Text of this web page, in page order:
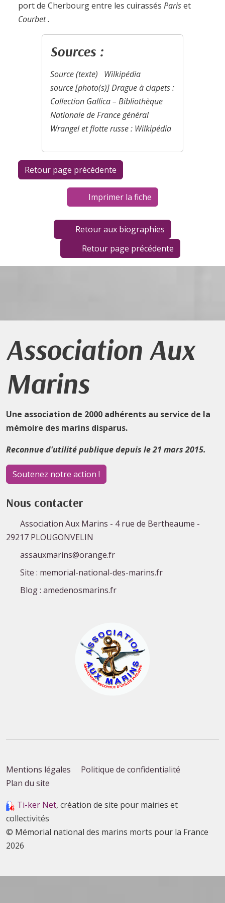
port de Cherbourg entre les cuirassés Pariset
Courbet .
Sources :
Source (texte) Wilkipédia
source [photo(s)] Drague à clapets :
Collection Gallica – Bibliothèque
Nationale de France général
Wrangel et flotte russe : Wilkipédia
Imprimer la fiche
Retour aux biographies
Retour page précédente
Association Aux
Marins
Une association de 2000 adhérents au service de la
mémoire des marins disparus.
Reconnue d'utilité publique depuis le 21 mars 2015.
Soutenez notre action !
Nous contacter
Association Aux Marins - 4 rue de Bertheaume -
29217 PLOUGONVELIN
assauxmarins@orange.fr
Site : memorial-national-des-marins.fr
Blog : amedenosmarins.fr
Mentions légales
Politique de confidentialité
Plan du site
Ti-ker Net, création de site pour mairies et
collectivités
© Mémorial national des marins morts pour la France
2026